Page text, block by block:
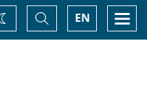
EN
Basculer
la
recherche
Changez
de